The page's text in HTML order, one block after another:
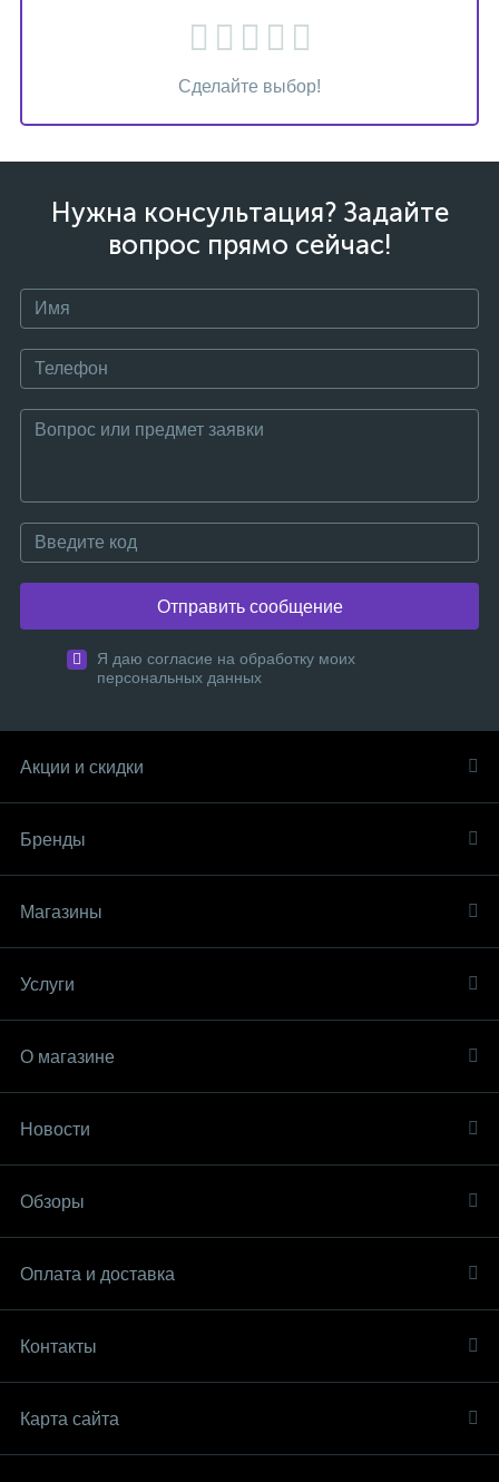
Сделайте выбор!
Нужна консультация? Задайте
вопрос прямо сейчас!
Отправить сообщение
Я даю согласие на обработку моих
персональных данных
Акции и скидки
Бренды
Магазины
Услуги
О магазине
Новости
Обзоры
Оплата и доставка
Контакты
Карта сайта